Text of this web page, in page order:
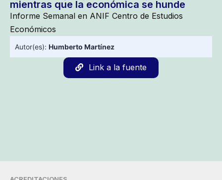
mientras que la económica se hunde
Informe Semanal en ANIF Centro de Estudios
Económicos
Autor(es): Humberto Martínez
Link a la fuente